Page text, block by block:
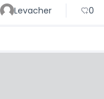
Levacher 0